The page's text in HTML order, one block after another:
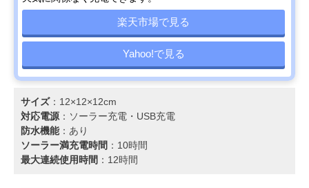
楽天市場で見る
Yahoo!で見る
サイズ：12×12×12cm
対応電源：‎ソーラー充電・USB充電
防水機能：あり
ソーラー満充電時間 ：10時間
最大連続使用時間 ：12時間